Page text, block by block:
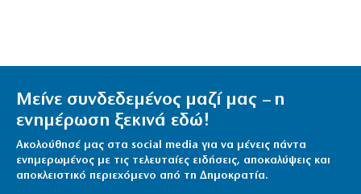
Μείνε συνδεδεμένος μαζί μας – η
ενημέρωση ξεκινά εδώ!
Ακολούθησέ μας στα social media για να μένεις πάντα
ενημερωμένος με τις τελευταίες ειδήσεις, αποκαλύψεις και
αποκλειστικό περιεχόμενο από τη Δημοκρατία.